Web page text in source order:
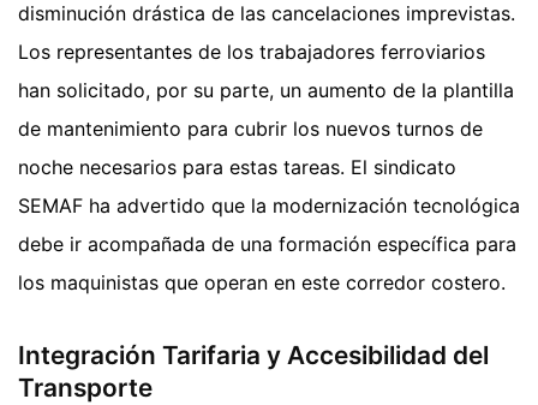
disminución drástica de las cancelaciones imprevistas.
Los representantes de los trabajadores ferroviarios
han solicitado, por su parte, un aumento de la plantilla
de mantenimiento para cubrir los nuevos turnos de
noche necesarios para estas tareas. El sindicato
SEMAF ha advertido que la modernización tecnológica
debe ir acompañada de una formación específica para
los maquinistas que operan en este corredor costero.
Integración Tarifaria y Accesibilidad del
Transporte